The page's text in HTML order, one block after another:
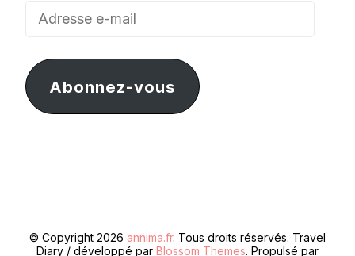
Adresse
mail
Abonnez-vous
© Copyright 2026 annima.fr. Tous droits réservés. Travel
Diary / développé par Blossom Themes. Propulsé par